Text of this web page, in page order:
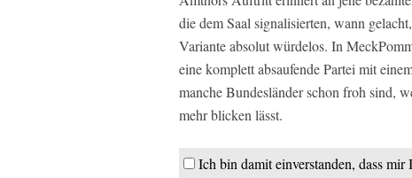
die dem Saal signalisierten, wann
Variante absolut würdelos. In
eine komplett absaufende Partei mit
manche Bundesländer schon froh sind,
mehr blicken lässt.
Ich bin damit einverstanden, dass